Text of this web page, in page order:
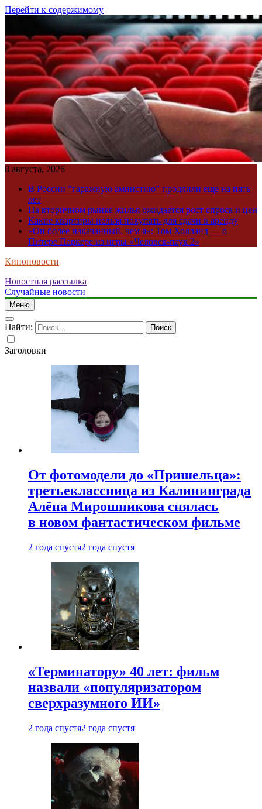
Перейти к содержимому
8 августа, 2026
В России “гаражную амнистию” продлили еще на пять
лет
На вторичном рынке жилья ожидается рост спроса и цен
Какие квартиры нельзя покупать для сдачи в аренду
«Он более накачанный, чем я»: Том Холланд — о
Питере Паркере из игры «Человек-паук 2»
Киноновости
Новостная рассылка
Случайные новости
Меню
Найти:
Заголовки
От фотомодели до «Пришельца»:
третьеклассница из Калининграда
Алёна Мирошникова снялась
в новом фантастическом фильме
2 года спустя2 года спустя
«Терминатору» 40 лет: фильм
назвали «популяризатором
сверхразумного ИИ»
2 года спустя2 года спустя